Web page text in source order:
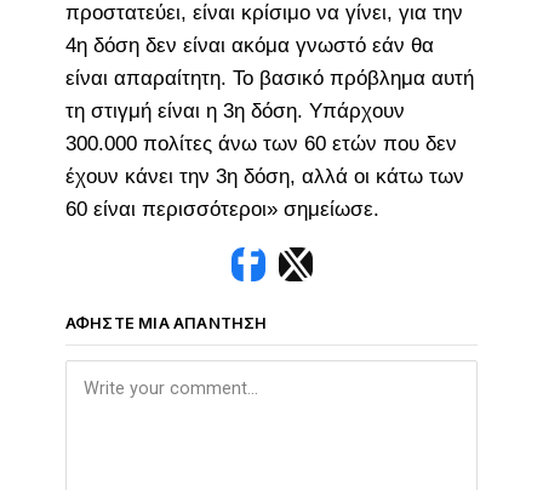
προστατεύει, είναι κρίσιμο να γίνει, για την
4η δόση δεν είναι ακόμα γνωστό εάν θα
είναι απαραίτητη. Το βασικό πρόβλημα αυτή
τη στιγμή είναι η 3η δόση. Υπάρχουν
300.000 πολίτες άνω των 60 ετών που δεν
έχουν κάνει την 3η δόση, αλλά οι κάτω των
60 είναι περισσότεροι» σημείωσε.
ΑΦΉΣΤΕ ΜΙΑ ΑΠΆΝΤΗΣΗ